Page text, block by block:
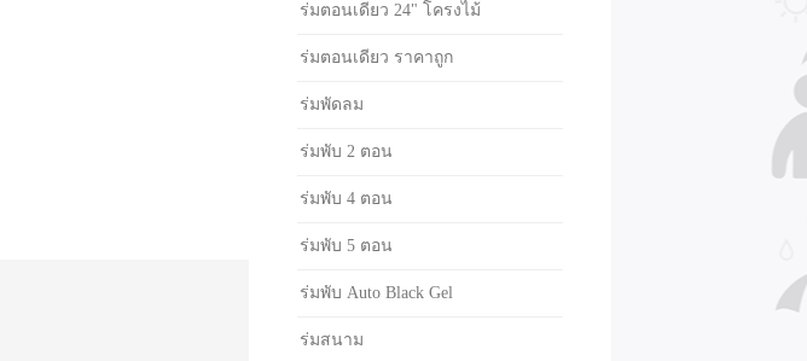
ร่มตอนเดียว 24" โครงไม้
ร่มตอนเดียว ราคาถูก
ร่มพัดลม
ร่มพับ 2 ตอน
ร่มพับ 4 ตอน
ร่มพับ 5 ตอน
ร่มพับ Auto Black Gel
ร่มสนาม